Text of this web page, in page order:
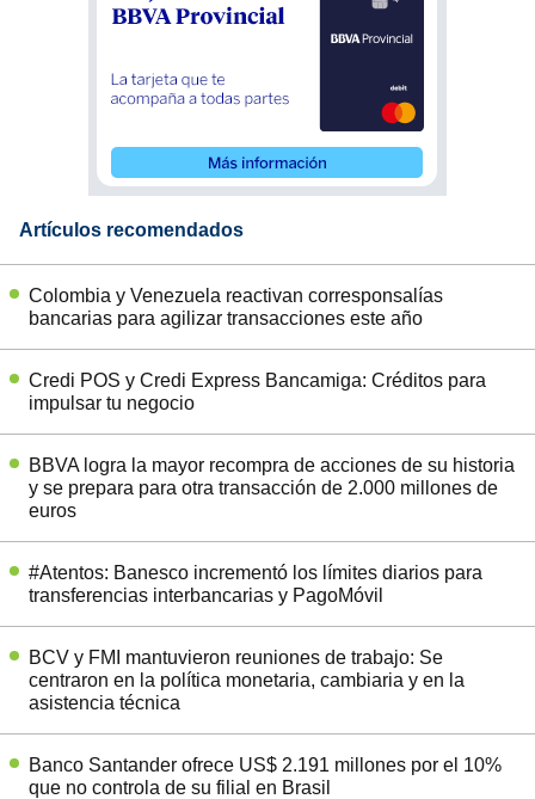
Artículos recomendados
Colombia y Venezuela reactivan corresponsalías
bancarias para agilizar transacciones este año
Credi POS y Credi Express Bancamiga: Créditos para
impulsar tu negocio
BBVA logra la mayor recompra de acciones de su historia
y se prepara para otra transacción de 2.000 millones de
euros
#Atentos: Banesco incrementó los límites diarios para
transferencias interbancarias y PagoMóvil
BCV y FMI mantuvieron reuniones de trabajo: Se
centraron en la política monetaria, cambiaria y en la
asistencia técnica
Banco Santander ofrece US$ 2.191 millones por el 10%
que no controla de su filial en Brasil